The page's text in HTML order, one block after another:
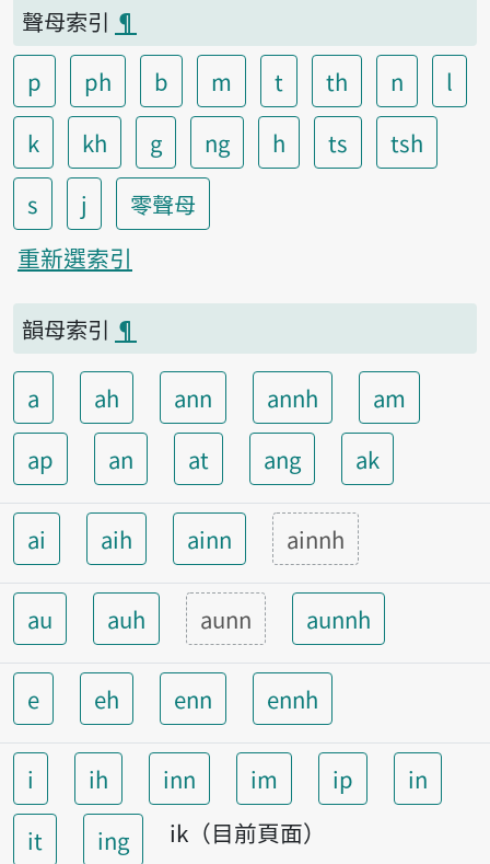
聲母索引 ¶
p
ph b m t th n
l
k
kh g ng h ts
tsh
s
j
零聲母
重新選索引
韻母索引 ¶
a ah ann annh
am
ap
an at ang ak
ai aih ainn ainnh
au auh aunn aunnh
e eh enn ennh
i ih inn im ip
in
it
ing ik（目前頁面）